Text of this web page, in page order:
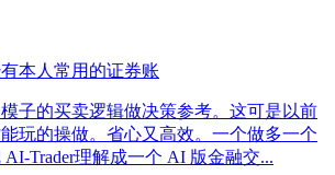
本人常用的证券账
子的买卖逻辑做决策参考。这可是以前
玩的操做。省心又高效。一个做多一个
Trader理解成一个 AI 版金融交...